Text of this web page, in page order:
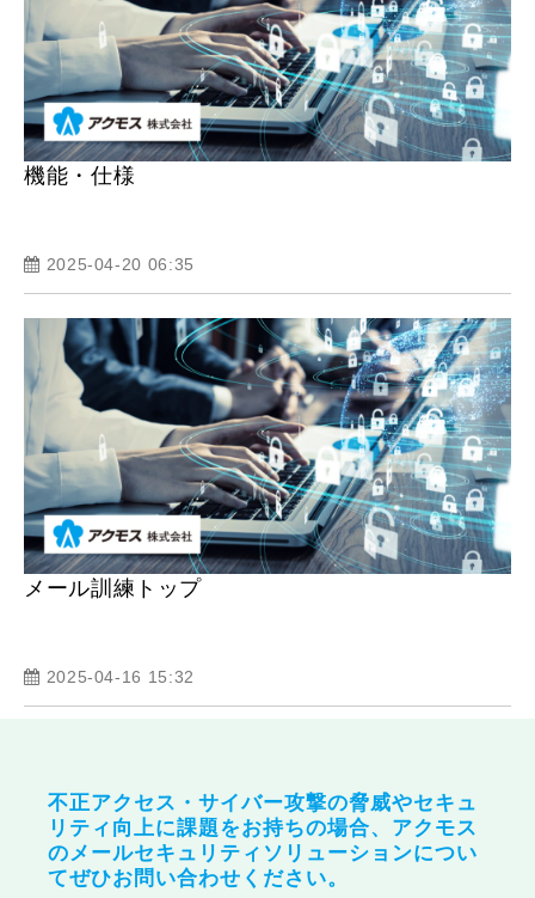
機能・仕様
2025-04-20 06:35
メール訓練トップ
2025-04-16 15:32
不正アクセス・サイバー攻撃の脅威やセキュ
リティ向上に課題をお持ちの場合、アクモス
のメールセキュリティソリューションについ
てぜひお問い合わせください。